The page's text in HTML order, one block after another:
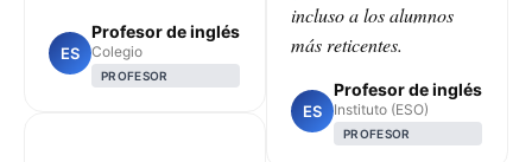
ES
Profesor de inglés
Colegio
PROFESOR
incluso a los alumnos
más reticentes.
ES
Profesor de inglés
Instituto (ESO)
PROFESOR